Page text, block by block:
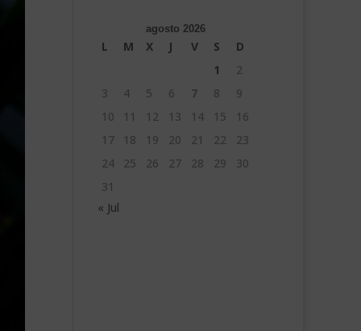
agosto 2026
L M X J V S
D
1
2
3
4 5 6 7 8
9
10
11 12 13 14 15
16
17
18 19 20 21 22
23
24
25 26 27 28 29
30
31
« Jul